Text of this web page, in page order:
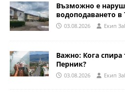
Възможно е
водоподаването
03.08.2026 Eкип
Важно: Кога спира
Перник?
03.08.2026 Eкип